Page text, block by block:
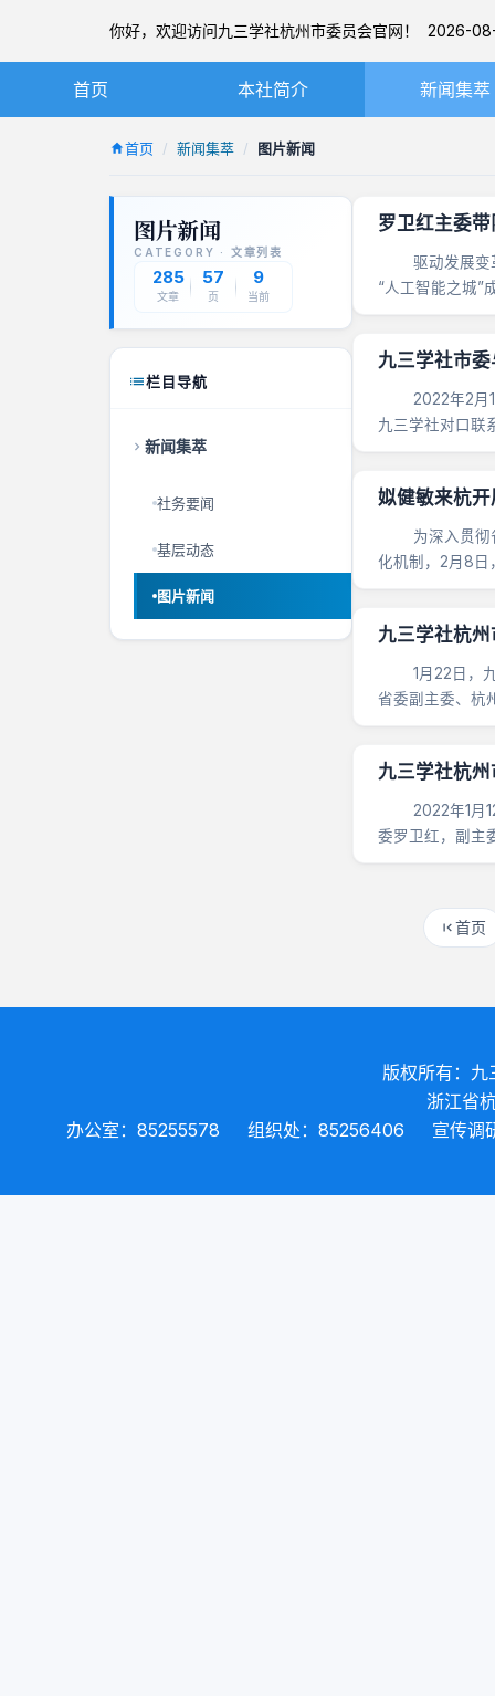
你好，欢迎访问九三学社杭州市委员会官网！ 2026-
首页 本社简介
九三学社简介
本届市委
新闻集萃
图片新闻
首页 新闻集萃 图片新闻
图片新闻
CATEGORY · 文章列表
285
文章
57
页
9
当前
栏目导航
新闻集萃
社务要闻
基层动态
图片新闻
罗卫红主委
驱动发展变革
“人工智能之城”
的新蓝海。
九三学社市
2022年2月10
九三学社对口联
走访。市科技局
姒健敏来杭
为深入贯彻省
化机制，2月8日
共同富裕”新春
九三学社杭
1月22日，九
省委副主委、杭
负责人参加会议
九三学社杭
2022年1月12
委罗卫红，副主
委统战部党派处
首页
版权所有：九
浙江省
办公室：85255578
组织处：85256406 宣传调